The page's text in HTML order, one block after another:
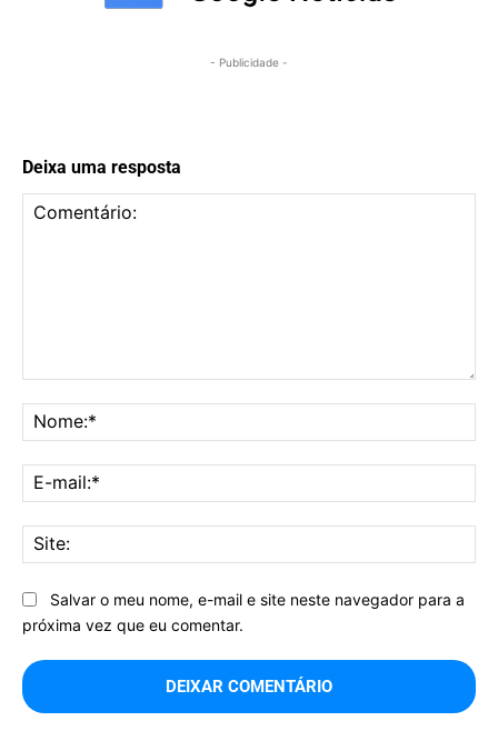
- Publicidade -
Deixa uma resposta
Salvar o meu nome, e-mail e site neste navegador para a
próxima vez que eu comentar.